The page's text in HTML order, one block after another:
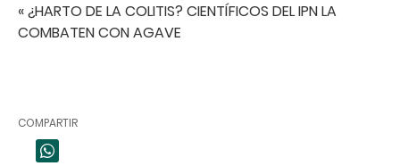
« ¿HARTO DE LA COLITIS? CIENTÍFICOS DEL IPN LA
COMBATEN CON AGAVE
COMPARTIR